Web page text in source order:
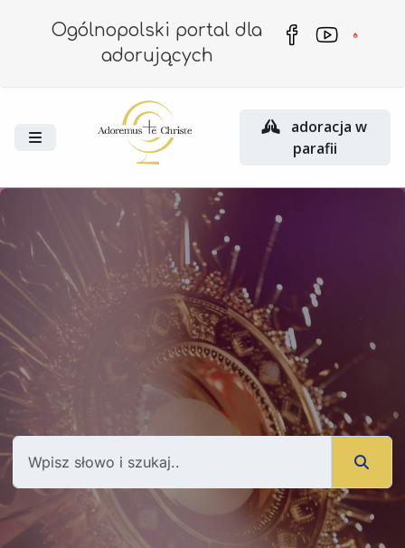
Ogólnopolski portal dla
adorujących
adoracja w
parafii